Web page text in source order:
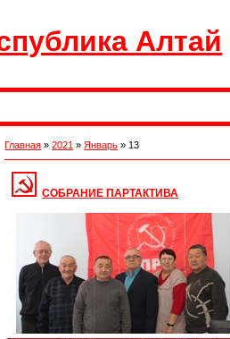
Алтай
Главная »2021 » Январь » 13
СОБРАНИЕ ПАРТАКТИВА